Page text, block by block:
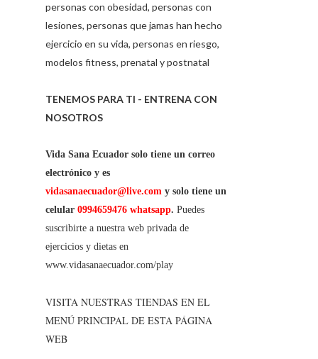
personas con obesidad, personas con
lesiones, personas que jamas han hecho
ejercicio en su vida, personas en riesgo,
modelos fitness, prenatal y postnatal
TENEMOS PARA TI - ENTRENA CON
NOSOTROS
Vida Sana Ecuador solo tiene un correo
electrónico y es
vidasanaecuador@live.com y solo tiene un
celular 0994659476 whatsapp. Puedes
suscribirte a nuestra web privada de
ejercicios y dietas en
www.vidasanaecuador.com/play
VISITA NUESTRAS TIENDAS EN EL
MENÚ PRINCIPAL DE ESTA PÁGINA
WEB